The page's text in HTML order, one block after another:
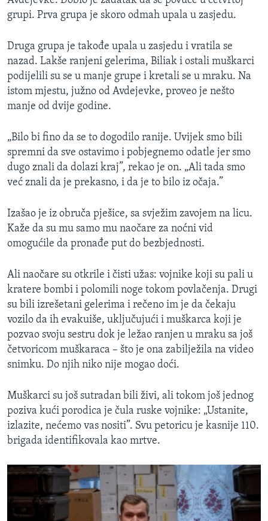
grupi. Prva grupa je skoro odmah upala u zasjedu.
Druga grupa je takođe upala u zasjedu i vratila se
nazad. Lakše ranjeni gelerima, Biliak i ostali muškarci
podijelili su se u manje grupe i kretali se u mraku. Na
istom mjestu, južno od Avdejevke, proveo je nešto
manje od dvije godine.
„Bilo bi fino da se to dogodilo ranije. Uvijek smo bili
spremni da sve ostavimo i pobjegnemo odatle jer smo
dugo znali da dolazi kraj”, rekao je on. „Ali tada smo
već znali da je prekasno, i da je to bilo iz očaja.”
Izašao je iz obruča pješice, sa svježim zavojem na licu.
Kaže da su mu samo mu naočare za noćni vid
omogućile da pronađe put do bezbjednosti.
Ali naočare su otkrile i čisti užas: vojnike koji su pali u
kratere bombi i polomili noge tokom povlačenja. Drugi
su bili izrešetani gelerima i rečeno im je da čekaju
vozilo da ih evakuiše, uključujući i muškarca koji je
pozvao svoju sestru dok je ležao ranjen u mraku sa još
četvoricom muškaraca – što je ona zabilježila na video
snimku. Do njih niko nije mogao doći.
Muškarci su još sutradan bili živi, ali tokom još jednog
poziva kući porodica je čula ruske vojnike: „Ustanite,
izlazite, nećemo vas nositi”. Svu petoricu je kasnije 110.
brigada identifikovala kao mrtve.